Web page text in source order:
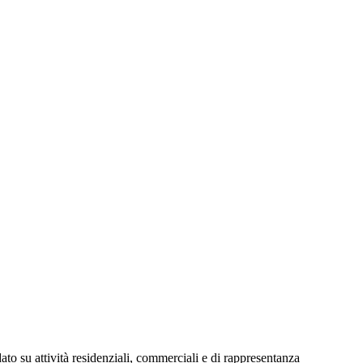
su attività residenziali, commerciali e di rappresentanza